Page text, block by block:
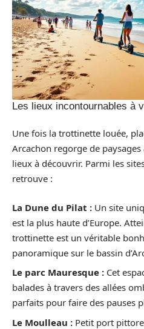
Les lieux incontournables à
Une fois la trottinette louée,
Arcachon regorge de
lieux à découvrir. Parmi les
retrouve :
La Dune du Pilat : Un site
est la plus haute d’Europe.
trottinette est un véritable
panoramique sur le bassin
Le parc Mauresque : Cet
balades à travers des allées
parfaits pour faire des pauses
Le Moulleau : Petit port